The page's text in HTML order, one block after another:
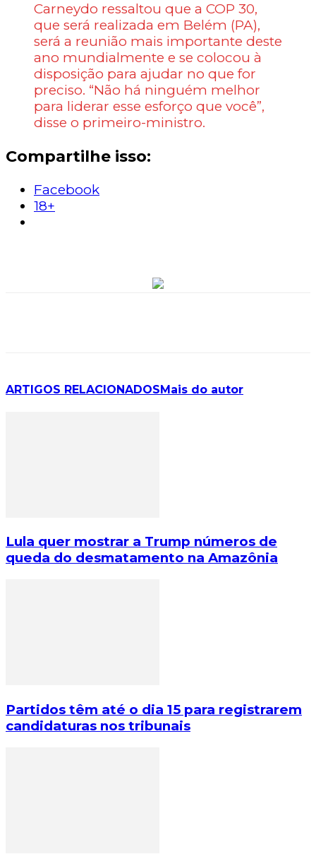
Carneydo ressaltou que a COP 30,
que será realizada em Belém (PA),
será a reunião mais importante deste
ano mundialmente e se colocou à
disposição para ajudar no que for
preciso. “Não há ninguém melhor
para liderar esse esforço que você”,
disse o primeiro-ministro.
Compartilhe isso:
Facebook
18+
ARTIGOS RELACIONADOS Mais do autor
Lula quer mostrar a Trump números de
queda do desmatamento na Amazônia
Partidos têm até o dia 15 para registrarem
candidaturas nos tribunais